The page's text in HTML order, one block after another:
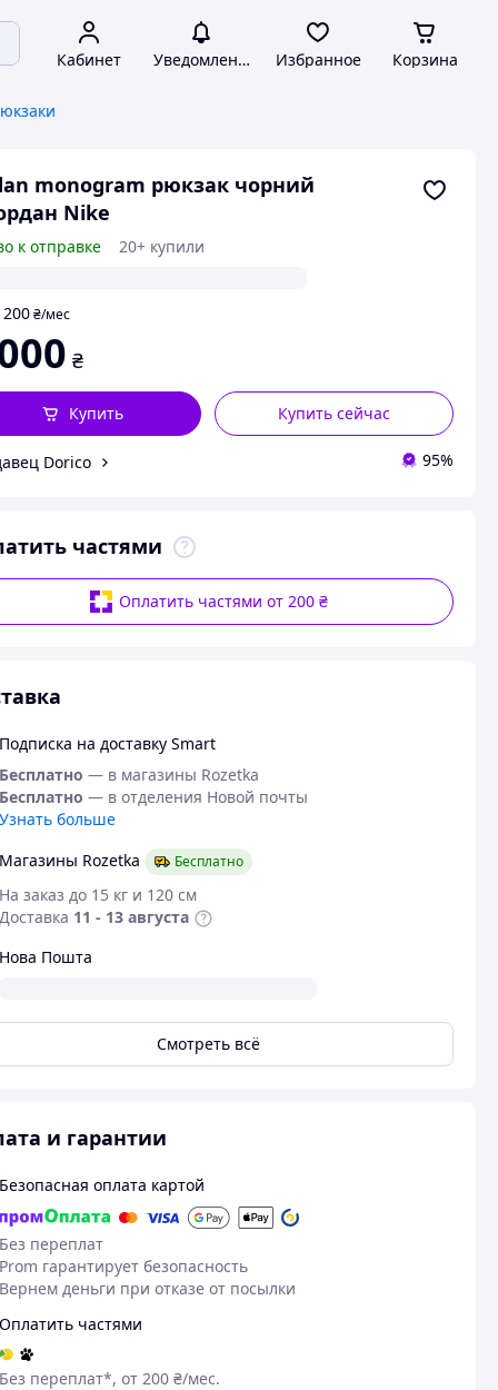
Кабинет Уведомления Избранное Корзина
monogram рюкзак чорний
Nike
к отправке 20+ купили
200 ₴/мес
₴
Купить сейчас
Купить
Dorico 95%
частями
Оплатить частями от 200 ₴
Подписка на доставку Smart
Бесплатно — в магазины Rozetka
Бесплатно — в отделения Новой почты
Узнать больше
Магазины Rozetka
Бесплатно
На заказ до 15 кг и 120 см
Доставка 11 - 13 августа
Нова Пошта
Смотреть всё
и гарантии
Безопасная оплата картой
Без переплат
Prom гарантирует безопасность
Вернем деньги при отказе от посылки
Оплатить частями
Без переплат*, от 200 ₴/мес.